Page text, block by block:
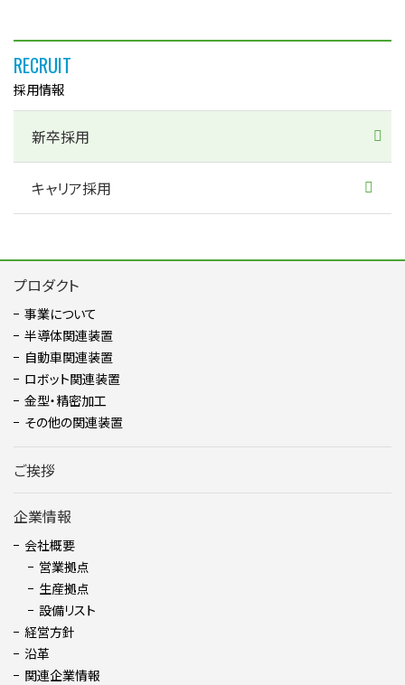
RECRUIT
採用情報
新卒採用
キャリア採用
プロダクト
事業について
半導体関連装置
自動車関連装置
ロボット関連装置
金型・精密加⼯
その他の関連装置
ご挨拶
企業情報
会社概要
営業拠点
生産拠点
設備リスト
経営方針
沿革
関連企業情報